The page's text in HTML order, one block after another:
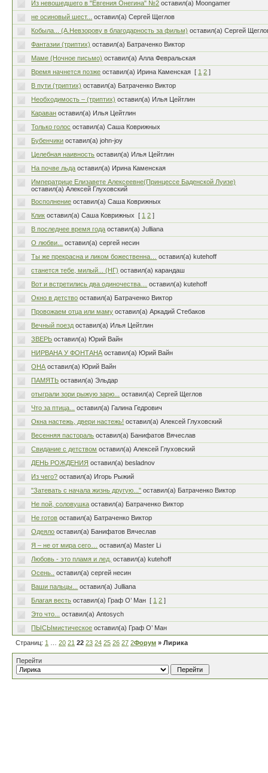
Из невошедшего в "Евгения Онегина" №2 оставил(а) Moongamer
не осиновый шест...
оставил(а) Сергей Щеглов
Кобыла... (А.Невзорову в благодарность за фильм) оставил(а) Сергей
Фантазии (триптих) оставил(а) Батраченко Виктор
Маме (Ночное письмо) оставил(а) Алла Февральская
Время начнется позже оставил(а) Ирина Каменская [ 1 2 ]
В пути (триптих) оставил(а) Батраченко Виктор
Необходимость – (триптих) оставил(а) Илья Цейтлин
Караван оставил(а) Илья Цейтлин
Только голос оставил(а) Саша Коврижных
Бубенчики оставил(а) john-joy
Целебная наивность оставил(а) Илья Цейтлин
На почве льда оставил(а) Ирина Каменская
Императрице Елизавете Алексеевне(Принцессе Баденской Луизе)
оставил(а) Алексей Глуховский
Восполнение оставил(а) Саша Коврижных
Клик оставил(а) Саша Коврижных [ 1 2 ]
В последнее время года оставил(а) Julliana
О любви...
оставил(а) сергей несин
Ты же прекрасна и ликом божественна…
оставил(а) kutehoff
станется тебе, милый... (НГ) оставил(а) карандаш
Вот и встретились два одиночества…
оставил(а) kutehoff
Окно в детство оставил(а) Батраченко Виктор
Провожаем отца или маму оставил(а) Аркадий Стебаков
Вечный поезд оставил(а) Илья Цейтлин
ЗВЕРЬ оставил(а) Юрий Вайн
НИРВАНА У ФОНТАНА оставил(а) Юрий Вайн
ОНА оставил(а) Юрий Вайн
ПАМЯТЬ оставил(а) Эльдар
отыграли зори рыжую зарю...
оставил(а) Сергей Щеглов
Что за птица...
оставил(а) Галина Гедрович
Окна настежь, двери настежь! оставил(а) Алексей Глуховский
Весенняя пастораль оставил(а) Банифатов Вячеслав
Свидание с детством оставил(а) Алексей Глуховский
ДЕНЬ РОЖДЕНИЯ оставил(а) besladnov
Из чего? оставил(а) Игорь Рыжий
"Затевать с начала жизнь другую..." оставил(а) Батраченко Виктор
Не пой, соловушка оставил(а) Батраченко Виктор
Не готов оставил(а) Батраченко Виктор
Одеяло оставил(а) Банифатов Вячеслав
Я – не от мира сего…
оставил(а) Master Li
Любовь - это пламя и лед. оставил(а) kutehoff
Осень..
оставил(а) сергей несин
Ваши пальцы...
оставил(а) Julliana
Благая весть оставил(а) Граф О’ Ман [ 1 2 ]
Это что...
оставил(а) Antosych
ПЫСЫмистическое оставил(а) Граф О’ Ман
Страниц: 1 20 21 22 23 24 25 26 27 28…80
Форум » Лирика
Перейти